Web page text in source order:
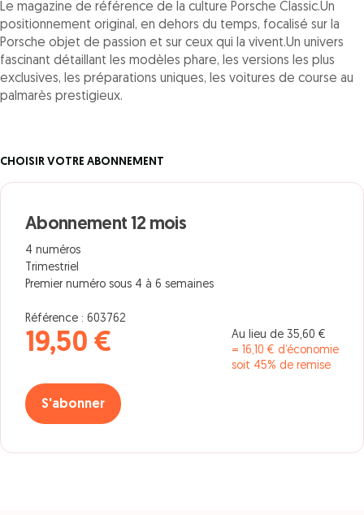
Le magazine de référence de la culture Porsche Classic.Un
positionnement original, en dehors du temps, focalisé sur la
Porsche objet de passion et sur ceux qui la vivent.Un univers
fascinant détaillant les modèles phare, les versions les plus
exclusives, les préparations uniques, les voitures de course au
palmarès prestigieux.
CHOISIR VOTRE ABONNEMENT
Abonnement 12 mois
4 numéros
Trimestriel
Premier numéro sous 4 à 6 semaines
Référence : 603762
19,50 €
Au lieu de 35,60 €
= 16,10 € d’économie
soit 45% de remise
S'abonner